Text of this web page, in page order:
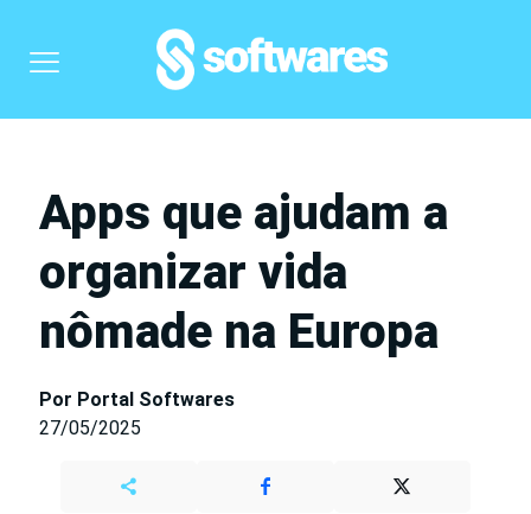
Apps que ajudam a
organizar vida
nômade na Europa
Por Portal Softwares
27/05/2025